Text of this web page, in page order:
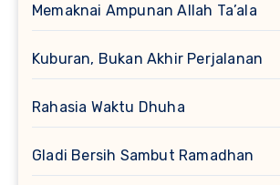
Memaknai Ampunan Allah Ta’ala
Kuburan, Bukan Akhir Perjalanan
Rahasia Waktu Dhuha
Gladi Bersih Sambut Ramadhan